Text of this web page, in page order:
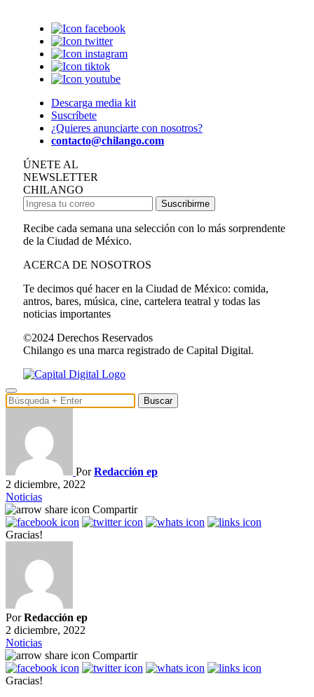
Descarga media kit
Suscríbete
¿Quieres anunciarte con nosotros?
contacto@chilango.com
ÚNETE AL
NEWSLETTER
CHILANGO
Suscribirme
Recibe cada semana una selección con lo más sorprendente
de la Ciudad de México.
ACERCA DE NOSOTROS
Te decimos qué hacer en la Ciudad de México: comida,
antros, bares, música, cine, cartelera teatral y todas las
noticias importantes
©2024 Derechos Reservados
Chilango es una marca registrado de Capital Digital.
Buscar
PorRedacción ep
2 diciembre, 2022
Noticias
Compartir
Gracias!
PorRedacción ep
2 diciembre, 2022
Noticias
Compartir
Gracias!